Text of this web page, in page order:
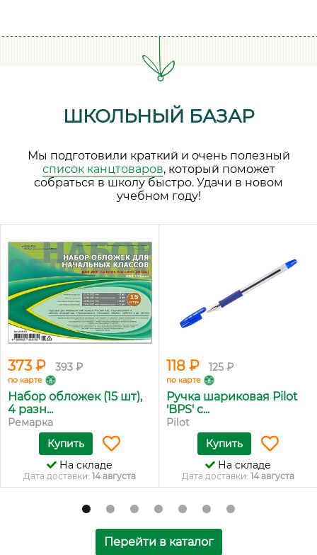
ШКОЛЬНЫЙ БАЗАР
Мы подготовили краткий и очень полезный
список канцтоваров, который поможет
собраться в школу быстро. Удачи в новом
учебном году!
373 ₽ 393 ₽
по карте
Набор обложек (15 шт),
4 разн...
Ремарка
Купить
На складе
Дата доставки: 14 августа
118 ₽ 125 ₽
по карте
Ручка шариковая Pilot
'BPS' с...
Pilot
Купить
На складе
Дата доставки: 14 августа
Перейти в каталог